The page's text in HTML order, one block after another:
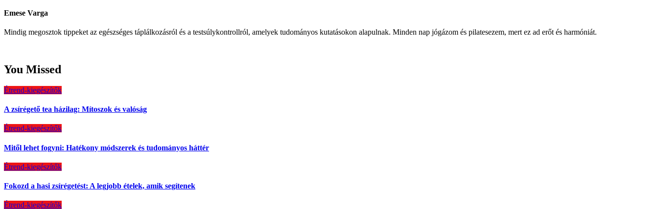
Emese Varga
Mindig megosztok tippeket az egészséges táplálkozásról és a testsúlykontrollról, amelyek tudományos kutatásokon alapulnak. Minden nap jógázom és pilatesezem, mert ez ad erőt és harmóniát.
You Missed
Étrend-kiegészítők
A zsírégető tea házilag: Mítoszok és valóság
Étrend-kiegészítők
Mitől lehet fogyni: Hatékony módszerek és tudományos háttér
Étrend-kiegészítők
Fokozd a hasi zsírégetést: A legjobb ételek, amik segítenek
Étrend-kiegészítők